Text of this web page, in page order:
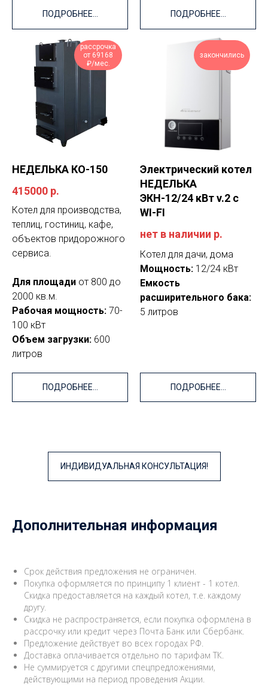
ПОДРОБНЕЕ... ПОДРОБНЕЕ...
рассрочка
от 69168
₽/мес.
НЕДЕЛЬКА КО-150
415000 р.
Котел для производства,
теплиц, гостиниц, кафе,
объектов придорожного
сервиса.
Для площади от 800 до
2000 кв.м.
Рабочая мощность: 70-
100 кВт
Объем загрузки: 600
литров
ПОДРОБНЕЕ...
закончились
Электрический котел
НЕДЕЛЬКА
ЭКН-12/24 кВт v.2 с
WI-FI
нет в наличии р.
Котел для дачи, дома
Мощность: 12/24 кВт
Емкость
расширительного бака:
5 литров
ПОДРОБНЕЕ...
ИНДИВИДУАЛЬНАЯ КОНСУЛЬТАЦИЯ!
Дополнительная информация
Срок действия предложения не ограничен.
Покупка оформляется по принципу 1 клиент - 1 котел.
Скидка предоставляется на каждый котел, т.е. каждому
другу.
Скидка не распространяется, если покупка оформлена в
рассрочку или кредит через Почта Банк или Сбербанк.
Предложение действует во всех городах РФ.
Доставка оплачивается отдельно по тарифам ТК.
Не суммируется с другими спецпредложениями,
действующими на период проведения Акции.